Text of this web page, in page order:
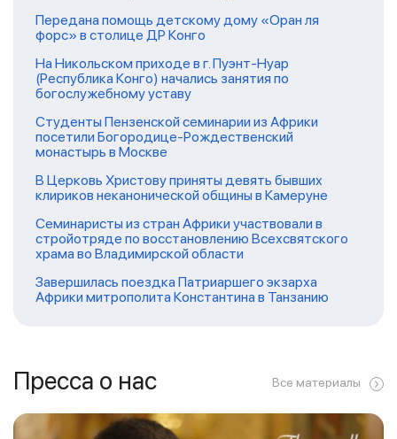
Передана помощь детскому дому «Оран ля
форс» в столице ДР Конго
На Никольском приходе в г. Пуэнт-Нуар
(Республика Конго) начались занятия по
богослужебному уставу
Студенты Пензенской семинарии из Африки
посетили Богородице-Рождественский
монастырь в Москве
В Церковь Христову приняты девять бывших
клириков неканонической общины в Камеруне
Семинаристы из стран Африки участвовали в
стройотряде по восстановлению Всехсвятского
храма во Владимирской области
Завершилась поездка Патриаршего экзарха
Африки митрополита Константина в Танзанию
Пресса о нас Все материалы